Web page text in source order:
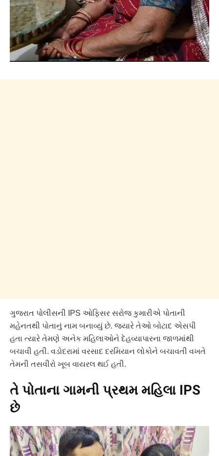
ગુજરાત પોલીસની IPS ઓફિસર સરોજ કુમારીએ પોતાની
મહેનતથી પોતાનું નામ બનાવ્યું છે. જ્યારે તેઓ બોટાદ એસપી
હતા ત્યારે તેમણે અનેક મહિલાઓને દેહવ્યાપારના જાળમાંથી
બચાવી હતી. વડોદરામાં વરસાદ દરમિયાન લોકોને બચાવતી વખતે
તેમની તસવીરો ખૂબ વાયરલ થઈ હતી.
તે પોતાના ગામની પ્રથમ મહિલા IPS
છે